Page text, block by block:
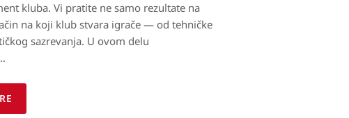
kluba. Vi pratite ne samo rezultate na
na koji klub stvara igrače — od tehničke
sazrevanja. U ovom delu